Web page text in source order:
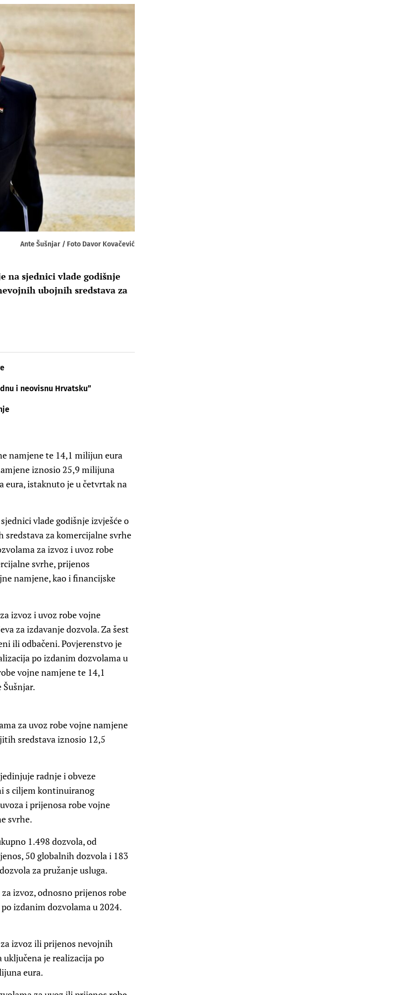
Ante Šušnjar / Foto Davor Kovačević
na sjednici vlade godišnje
ubojnih sredstava za
i neovisnu Hrvatsku”
namjene te 14,1 milijun eura
iznosio 25,9 milijuna
eura, istaknuto je u četvrtak na
vlade godišnje izvješće o
za komercijalne svrhe
za izvoz i uvoz robe
svrhe, prijenos
namjene, kao i financijske
izvoz i uvoz robe vojne
za izdavanje dozvola. Za šest
ili odbačeni. Povjerenstvo je
po izdanim dozvolama u
vojne namjene te 14,1
za uvoz robe vojne namjene
sredstava iznosio 12,5
radnje i obveze
s ciljem kontinuiranog
i prijenosa robe vojne
svrhe.
1.498 dozvola, od
50 globalnih dozvola i 183
za pružanje usluga.
izvoz, odnosno prijenos robe
izdanim dozvolama u 2024.
izvoz ili prijenos nevojnih
je realizacija po
eura.